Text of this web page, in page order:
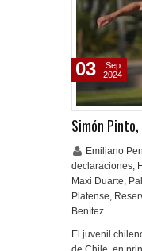
Simón
Emiliano
declaraciones,
Maxi Duarte,
Platense,
Benítez
El juvenil
03
Sep
2024